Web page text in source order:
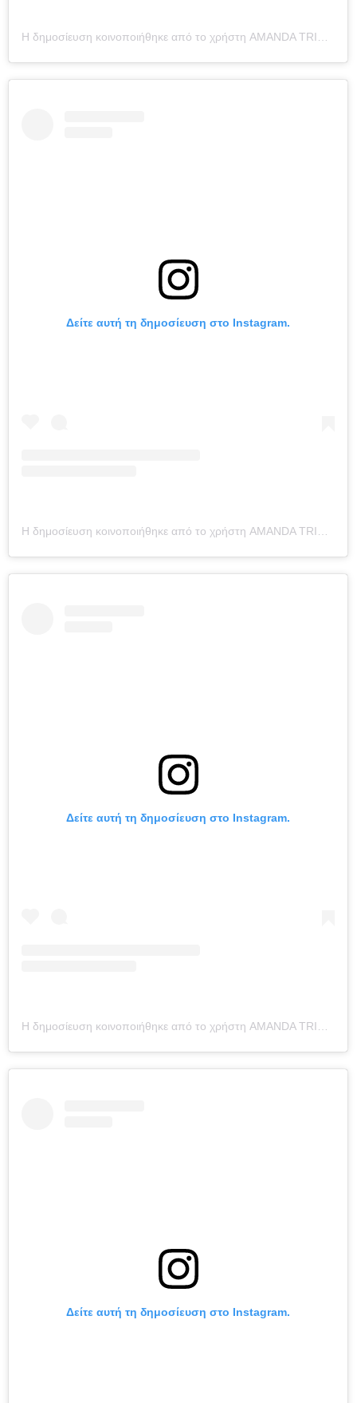
Δείτε αυτή τη δημοσίευση στο Instagram.
Η δημοσίευση κοινοποιήθηκε από το χρήστη AMANDA TRIVIZAS (@amandatrivizas)
Δείτε αυτή τη δημοσίευση στο Instagram.
Δείτε αυτή τη δημοσίευση στο Instagram.